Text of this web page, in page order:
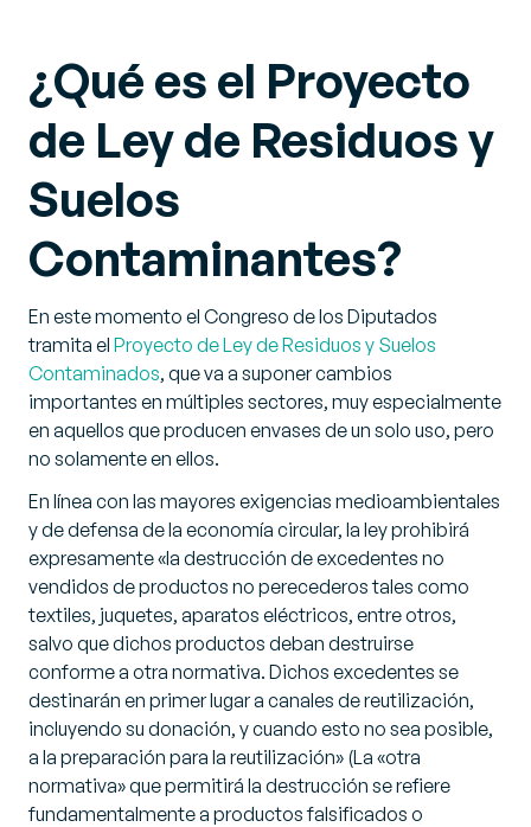
¿Qué es el Proyecto
de Ley de Residuos y
Suelos
Contaminantes?
En este momento el Congreso de los Diputados
tramita el Proyecto de Ley de Residuos y Suelos
Contaminados, que va a suponer cambios
importantes en múltiples sectores, muy especialmente
en aquellos que producen envases de un solo uso, pero
no solamente en ellos.
En línea con las mayores exigencias medioambientales
y de defensa de la economía circular, la ley prohibirá
expresamente«la destrucción de excedentes no
vendidos de productos no perecederos tales como
textiles, juquetes, aparatos eléctricos, entre otros,
salvo que dichos productos deban destruirse
conforme a otra normativa. Dichos excedentes se
destinarán en primer lugar a canales de reutilización,
incluyendo su donación, y cuando esto no sea posible,
a la preparación para la reutilización» (La «otra
normativa» que permitirá la destrucción se refiere
fundamentalmente a productos falsificados o